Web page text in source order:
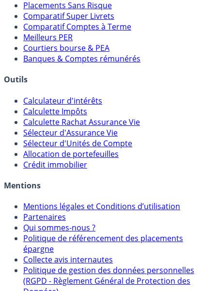
Meilleures Assurances-Vie
Meilleurs Fonds Euros
Placements Sans Risque
Comparatif Super Livrets
Comparatif Comptes à Terme
Meilleurs PER
Banques & Comptes rémunérés
Outils
Calculateur d'intérêts
Calculette Impôts
Calculette Rachat Assurance Vie
Sélecteur d'Assurance Vie
Sélecteur d'Unités de Compte
Crédit immobilier
Mentions
Mentions légales et Conditions d’utilisation
Partenaires
Qui sommes-nous ?
Politique de référencement des placements
épargne
Collecte avis internautes